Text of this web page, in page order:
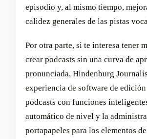
episodio y, al mismo tiempo,
calidez generales de las pistas
Por otra parte, si te interesa tener
crear podcasts sin una curva de
pronunciada, Hindenburg
experiencia de software de
podcasts con funciones
automático de nivel y la
portapapeles para los elementos